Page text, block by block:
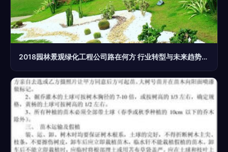
2018园林景观绿化工程公司路在何方 行业转型与未来趋势深度解析